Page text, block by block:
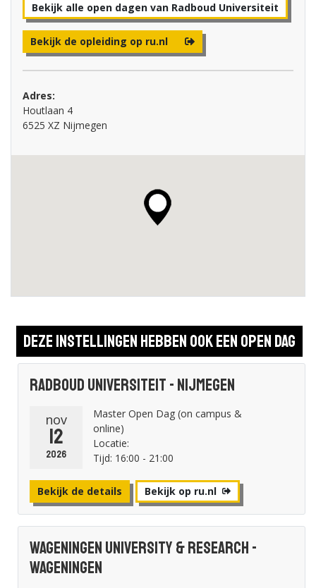
Bekijk alle open dagen van Radboud Universiteit
Bekijk de opleiding op ru.nl
Adres:
Houtlaan 4
6525 XZ Nijmegen
Deze instellingen hebben ook een open dag
Radboud Universiteit - Nijmegen
nov
12
2026
Master Open Dag (on campus &
online)
Locatie:
Tijd: 16:00 - 21:00
Bekijk de details Bekijk op ru.nl
Wageningen University & Research -
Wageningen